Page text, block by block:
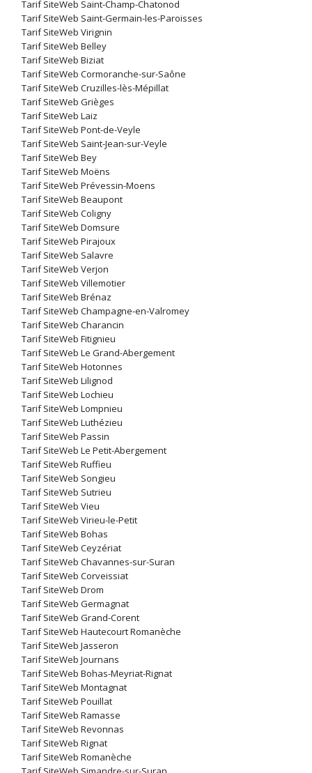
Tarif SiteWeb Saint-Champ-Chatonod
Tarif SiteWeb Saint-Germain-les-Paroisses
Tarif SiteWeb Virignin
Tarif SiteWeb Belley
Tarif SiteWeb Biziat
Tarif SiteWeb Cormoranche-sur-Saône
Tarif SiteWeb Cruzilles-lès-Mépillat
Tarif SiteWeb Grièges
Tarif SiteWeb Laiz
Tarif SiteWeb Pont-de-Veyle
Tarif SiteWeb Saint-Jean-sur-Veyle
Tarif SiteWeb Bey
Tarif SiteWeb Moëns
Tarif SiteWeb Prévessin-Moens
Tarif SiteWeb Beaupont
Tarif SiteWeb Coligny
Tarif SiteWeb Domsure
Tarif SiteWeb Pirajoux
Tarif SiteWeb Salavre
Tarif SiteWeb Verjon
Tarif SiteWeb Villemotier
Tarif SiteWeb Brénaz
Tarif SiteWeb Champagne-en-Valromey
Tarif SiteWeb Charancin
Tarif SiteWeb Fitignieu
Tarif SiteWeb Le Grand-Abergement
Tarif SiteWeb Hotonnes
Tarif SiteWeb Lilignod
Tarif SiteWeb Lochieu
Tarif SiteWeb Lompnieu
Tarif SiteWeb Luthézieu
Tarif SiteWeb Passin
Tarif SiteWeb Le Petit-Abergement
Tarif SiteWeb Ruffieu
Tarif SiteWeb Songieu
Tarif SiteWeb Sutrieu
Tarif SiteWeb Vieu
Tarif SiteWeb Virieu-le-Petit
Tarif SiteWeb Bohas
Tarif SiteWeb Ceyzériat
Tarif SiteWeb Chavannes-sur-Suran
Tarif SiteWeb Corveissiat
Tarif SiteWeb Drom
Tarif SiteWeb Germagnat
Tarif SiteWeb Grand-Corent
Tarif SiteWeb Hautecourt Romanèche
Tarif SiteWeb Jasseron
Tarif SiteWeb Journans
Tarif SiteWeb Bohas-Meyriat-Rignat
Tarif SiteWeb Montagnat
Tarif SiteWeb Pouillat
Tarif SiteWeb Ramasse
Tarif SiteWeb Revonnas
Tarif SiteWeb Rignat
Tarif SiteWeb Romanèche